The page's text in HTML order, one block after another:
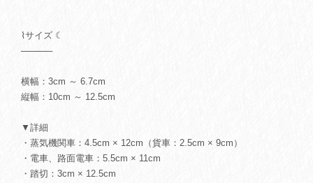
⌇サイズ ☾
─────
横幅：3cm ～ 6.7cm
縦幅：10cm ～ 12.5cm
▼詳細
・蒸気機関車：4.5cm × 12cm（貨車：2.5cm × 9cm）
・電車、路面電車：5.5cm × 11cm
・踏切：3cm × 12.5cm